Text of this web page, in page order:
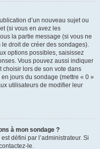
d’un nouveau sujet ou
(si vous en avez les
la partie message (si vous ne
le droit de créer des sondages).
options possibles, saisissez
Vous pouvez aussi indiquer
choisir lors de son vote dans
jours du sondage (mettre « 0 »
utilisateurs de modifier leur
à mon sondage ?
défini par l’administrateur. Si
le.